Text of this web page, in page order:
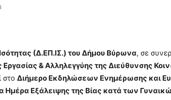
(Δ.ΕΠ.ΙΣ.) του Δήμου Βύρωνα, σε
& Αλληλεγγύης της Διεύθυνσης
στο Διήμερο Εκδηλώσεων Ενημέρωσης και
Ημέρα Εξάλειψης της Βίας κατά των